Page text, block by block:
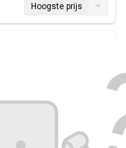
Hoogste prijs